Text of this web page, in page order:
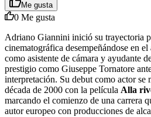
Me gusta
0 Me gusta
Adriano Giannini inició su trayectoria
cinematográfica desempeñándose en
como asistente de cámara y ayudante
prestigio como Giuseppe Tornatore
interpretación. Su debut como actor se
década de 2000 con la película Alla
marcando el comienzo de una carrera
autor europeo con producciones de